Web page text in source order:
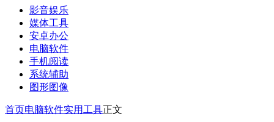
影音娱乐
媒体工具
安卓办公
电脑软件
手机阅读
系统辅助
图形图像
首页电脑软件实用工具正文